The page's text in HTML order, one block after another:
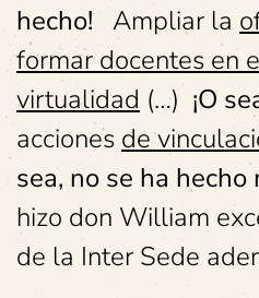
hecho! Ampliar la
formar docentes en
virtualidad (…) ¡O
acciones de
sea, no se ha hecho
hizo don William
de la Inter Sede